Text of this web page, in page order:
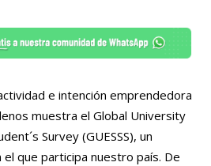
e intención emprendedora
muestra el Global University
Survey (GUESSS), un
que participa nuestro país. De